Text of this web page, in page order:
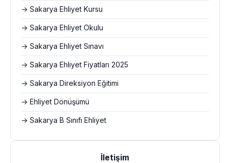
→ Sakarya Ehliyet Kursu
→ Sakarya Ehliyet Okulu
→ Sakarya Ehliyet Sınavı
→ Sakarya Ehliyet Fiyatları 2025
→ Sakarya Direksiyon Eğitimi
→ Ehliyet Dönüşümü
→ Sakarya B Sınıfı Ehliyet
İletişim